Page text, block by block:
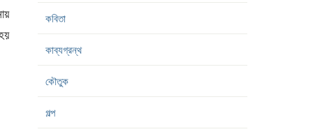
কবিতা
কাব্যগ্রন্থ
কৌতুক
গল্প